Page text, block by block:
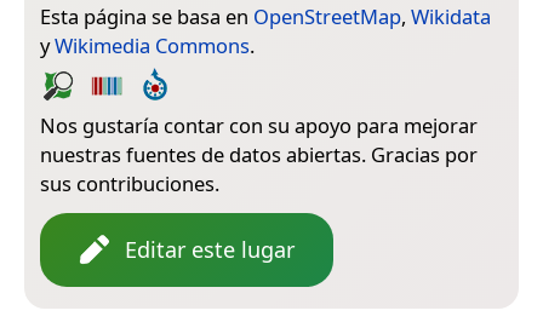
Esta página se basa en OpenStreetMap, Wikidata
yWikimedia Commons.
Nos gustaría contar con su apoyo para mejorar
nuestras fuentes de datos abiertas. Gracias por
sus contribuciones.
Editar este lugar